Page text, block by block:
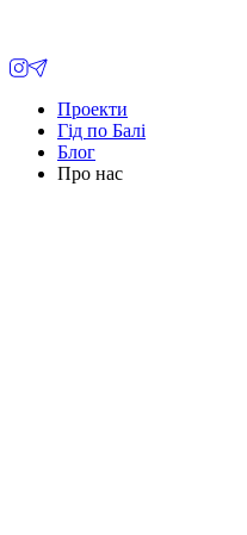
Проекти
Гід по Балі
Блог
Про нас